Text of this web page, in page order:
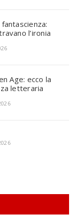
l’ironia
Age: ecco la
letteraria